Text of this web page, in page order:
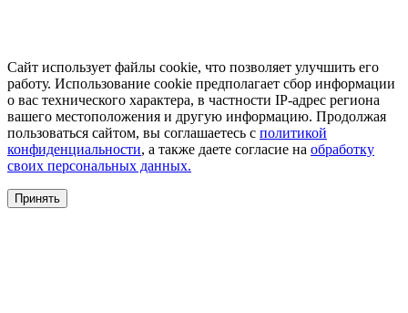
Сайт использует файлы cookie, что позволяет улучшить его
работу. Использование cookie предполагает сбор информации
о вас технического характера, в частности IP-адрес региона
вашего местоположения и другую информацию. Продолжая
пользоваться сайтом, вы соглашаетесь с политикой
конфиденциальности, а также даете согласие на обработку
своих персональных данных.
Принять